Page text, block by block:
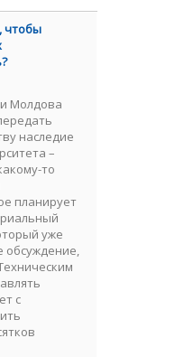
чтобы
Молдова
наследие
–
то
планирует
уже
с